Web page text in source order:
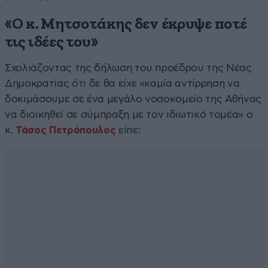
«Ο κ. Μητσοτάκης δεν έκρυψε ποτέ
τις ιδέες του»
Σχολιάζοντας της δήλωση του προέδρου της Νέας
Δημοκρατίας ότι δε θα είχε «καμία αντίρρηση να
δοκιμάσουμε σε ένα μεγάλο νοσοκομείο της Αθήνας
να διοικηθεί σε σύμπραξη με τον ιδιωτικό τομέα» ο
κ. Τάσος Πετρόπουλος είπε: